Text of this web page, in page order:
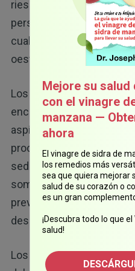
riesgo de
personas en el noreste
cualquier complicación
oeste esto aumentó al
Los investigadores que
encontraron un mayor
aspiración. Otro buscó
procedimiento podría
sedación. Los pacientes
someterse a una
previa y luego se
después del
Los investigadores
Mejore su
con el vinagre
manzana —
ahora
El vinagre de sidra de
los remedios más
sea que quiera mejorar
salud de su corazón o
es un gran
¡Descubra todo lo que
salud!